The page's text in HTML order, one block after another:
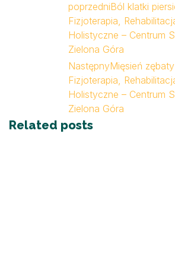
poprzedniBól klatki
Fizjoterapia,
Holistyczne – Centrum
Zielona Góra
NastępnyMięsień
Fizjoterapia,
Holistyczne – Centrum
Zielona Góra
Related posts